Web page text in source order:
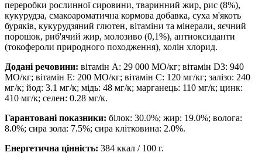
переробки рослинної сировини, тваринний жир, рис (8%),
кукурудза, смакоароматична кормова добавка, суха м'якоть
буряків, кукурудзяний глютен, вітаміни та мінерали, яєчний
порошок, риб'ячий жир, молозиво (0,1%), антиоксиданти
(токофероли природного походження), холін хлорид.
Додані речовини: вітамін А: 29 000 МО/кг; вітамін D3: 940
МО/кг; вітамін E: 200 МО/кг; вітамін С: 120 мг/кг; залізо: 240
мг/к; йод: 3.1 мг/к; мідь: 48 мг/к; марганець: 110 мг/к; цинк:
410 мг/к; селен: 0.28 мг/к.
Гарантовані показники: білок: 30.0%; жир: 19.0%; волога:
8.0%; сира зола: 7.5%; сира клітковина: 2.0%.
Енергетична цінність: 384 ккал / 100 г.